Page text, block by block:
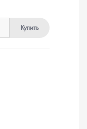
Купить